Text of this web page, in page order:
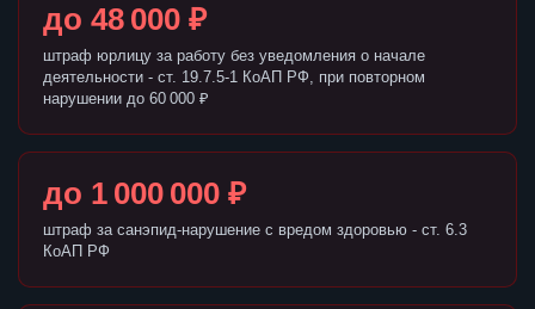
до 48 000 ₽
штраф юрлицу за работу без уведомления о начале
деятельности - ст. 19.7.5-1 КоАП РФ, при повторном
нарушении до 60 000 ₽
до 1 000 000 ₽
штраф за санэпид-нарушение с вредом здоровью - ст. 6.3
КоАП РФ